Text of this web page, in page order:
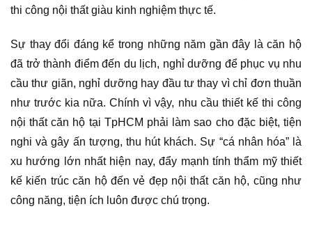
thi công nội thất giàu kinh nghiệm thực tế.
Sự thay đổi đáng kể trong những năm gần đây là căn hộ
đã trở thành điểm đến du lịch, nghỉ dưỡng để phục vụ nhu
cầu thư giãn, nghỉ dưỡng hay đầu tư thay vì chỉ đơn thuần
như trước kia nữa. Chính vì vậy, nhu cầu thiết kế thi công
nội thất căn hộ tại TpHCM phải làm sao cho đặc biệt, tiện
nghi và gây ấn tượng, thu hút khách. Sự “cá nhân hóa” là
xu hướng lớn nhất hiện nay, đẩy mạnh tính thẩm mỹ thiết
kế kiến trúc căn hộ đến vẻ đẹp nội thất căn hộ, cũng như
công năng, tiện ích luôn được chú trọng.